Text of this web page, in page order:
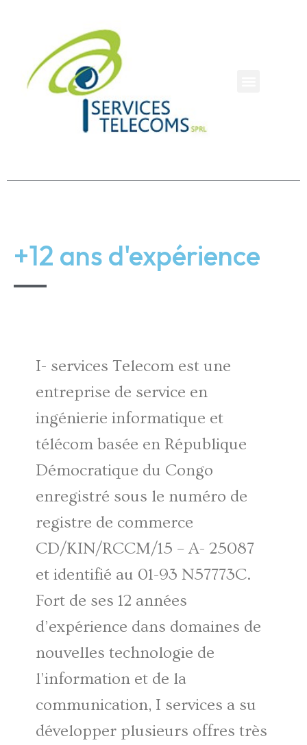
+12 ans d'expérience
I- services Telecom est une
entreprise de service en
ingénierie informatique et
télécom basée en République
Démocratique du Congo
enregistré sous le numéro de
registre de commerce
CD/KIN/RCCM/15 – A- 25087
et identifié au 01-93 N57773C.
Fort de ses 12 années
d’expérience dans domaines de
nouvelles technologie de
l’information et de la
communication, I services a su
développer plusieurs offres très